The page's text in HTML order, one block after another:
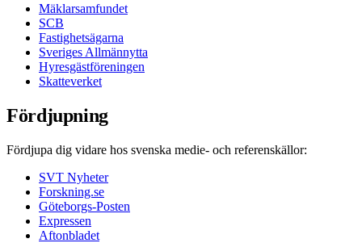
Mäklarsamfundet
SCB
Fastighetsägarna
Sveriges Allmännytta
Hyresgästföreningen
Skatteverket
Fördjupning
Fördjupa dig vidare hos svenska medie- och referenskällor:
SVT Nyheter
Forskning.se
Göteborgs-Posten
Expressen
Aftonbladet